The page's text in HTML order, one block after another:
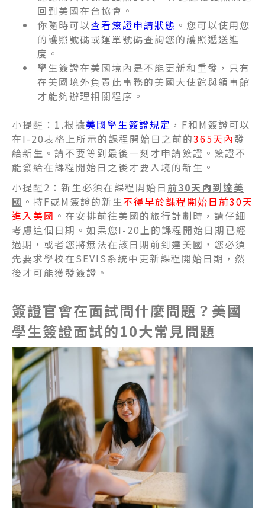
回到美國在台協會。
你隨時可以查看簽證申請狀態 。 您可以使用您
的護照號碼或運單號碼查詢您的護照遞送進
度。
學生簽證在美國境內是不能更新和重發，只有
在美國境外負責此事務的美國大使館與領事館
才能夠辦理相關程序。
小提醒：1.根據美國學生簽證規定 ， F和M簽證可以
在I-20表格上所示的課程開始日之前的365天內發
給新生。請不要等到最後一刻才申請簽證。簽證不
能發給在課程開始日之後才要入境的新生。
小提醒2：新生必須在課程開始日 前30天內到達美
國 。持F或M簽證的新生不得早於課程開始日前30天
進入美國 。在安排前往美國的旅行計劃時，請仔細
考慮這個日期。如果您I-20上的課程開始日期已經
過期，或者您將無法在該日期前到達美國，您必須
先要求學校在SEVIS系統中更新課程開始日期，然
後才可能獲發簽證。
簽證官會在面試問什麼問題？美國
學生簽證面試的10大常見問題